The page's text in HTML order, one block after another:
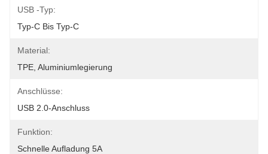
USB -Typ:
Typ-C Bis Typ-C
Material:
TPE, Aluminiumlegierung
Anschlüsse:
USB 2.0-Anschluss
Funktion:
Schnelle Aufladung 5A